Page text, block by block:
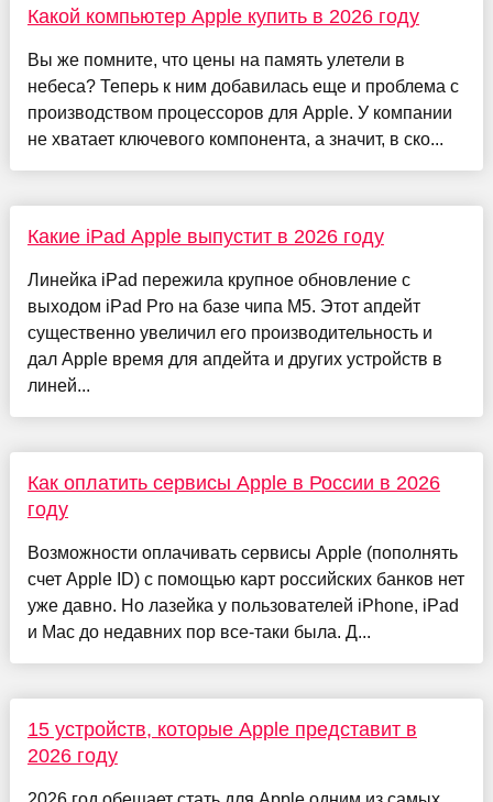
Какой компьютер Apple купить в 2026 году
Вы же помните, что цены на память улетели в
небеса? Теперь к ним добавилась еще и проблема с
производством процессоров для Apple. У компании
не хватает ключевого компонента, а значит, в ско...
Какие iPad Apple выпустит в 2026 году
Линейка iPad пережила крупное обновление с
выходом iPad Pro на базе чипа М5. Этот апдейт
существенно увеличил его производительность и
дал Apple время для апдейта и других устройств в
линей...
Как оплатить сервисы Apple в России в 2026
году
Возможности оплачивать сервисы Apple (пополнять
счет Apple ID) с помощью карт российских банков нет
уже давно. Но лазейка у пользователей iPhone, iPad
и Mac до недавних пор все-таки была. Д...
15 устройств, которые Apple представит в
2026 году